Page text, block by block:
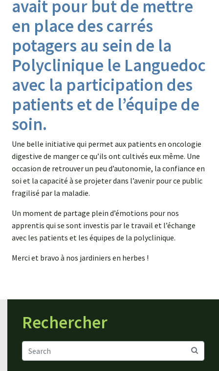
avait pour but de mettre
en place des carrés
potagers au sein de la
Polyclinique le Languedoc
avec la participation des
patients et de l’équipe de
soin.
Une belle initiative qui permet aux patients en oncologie
digestive de manger ce qu’ils ont cultivés eux même. Une
occasion de retrouver un peu d’autonomie, la confiance en
soi et la capacité à se projeter dans l’avenir pour ce public
fragilisé par la maladie.
Un moment de partage plein d’émotions pour nos
apprentis qui se sont investis par le travail et l’échange
avec les patients et les équipes de la polyclinique.
Merci et bravo à nos jardiniers en herbes !
Rechercher